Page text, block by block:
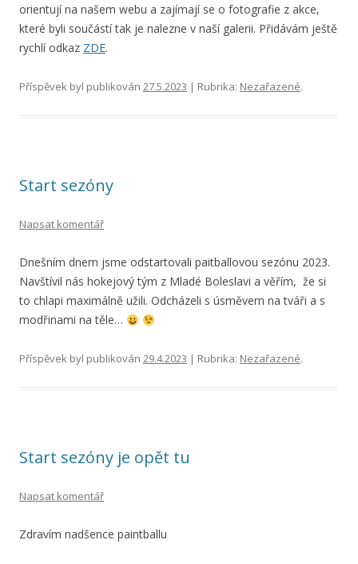
orientují na našem webu a zajímají se o fotografie z akce,
které byli součástí tak je nalezne v naší galerii. Přidávám ještě
rychlí odkaz ZDE.
Příspěvek byl publikován 27.5.2023 | Rubrika: Nezařazené.
Start sezóny
Napsat komentář
Dnešním dnem jsme odstartovali paitballovou sezónu 2023.
Navštívil nás hokejový tým z Mladé Boleslavi a věřím, že si
to chlapi maximálně užili. Odcházeli s úsměvem na tváři a s
modřinami na těle…
Příspěvek byl publikován 29.4.2023 | Rubrika: Nezařazené.
Start sezóny je opět tu
Napsat komentář
Zdravím nadšence paintballu